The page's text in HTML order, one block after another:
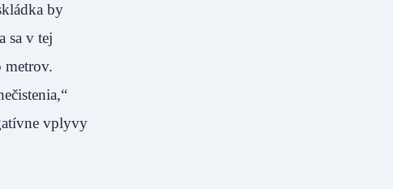
by
sa v tej
metrov.
vplyvy